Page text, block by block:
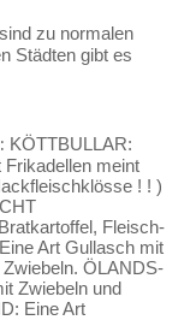
zu normalen
Städten gibt es
KÖTTBULLAR:
meint
! ! )
Fleisch-
Art Gullasch mit
ÖLANDS-
Zwiebeln und
Eine Art